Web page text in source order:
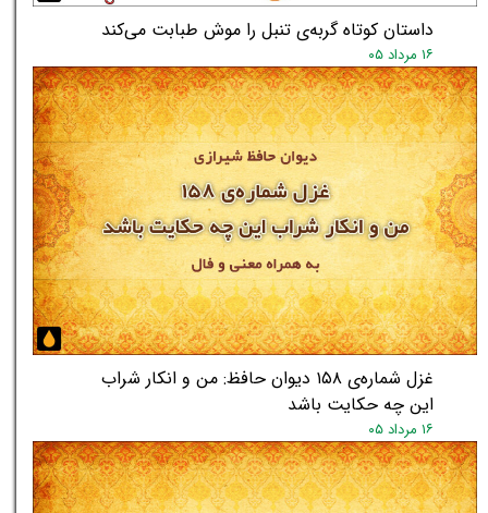
★★
داستان کوتاه گربه‌ی تنبل را موش طبابت می‌کند
۱۶ مرداد ۰۵
غزل شماره‌ی ۱۵۸ دیوان حافظ: من و انکار شراب
این چه حکایت باشد
۱۶ مرداد ۰۵